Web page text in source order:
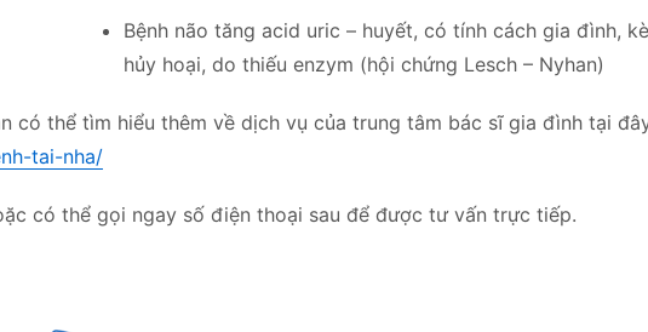
Bệnh não tăng acid uric – huyết, có tính cách gia đình,
hủy hoại, do thiếu enzym (hội chứng Lesch – Nyhan)
có thể tìm hiểu thêm về dịch vụ của trung tâm bác sĩ gia đình tại
tai-nha/
có thể gọi ngay số điện thoại sau để được tư vấn trực tiếp.